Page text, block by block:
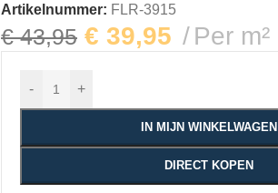
Artikelnummer: FLR-3915
€43,95 € 39,95 Per
- +
IN MIJN WINKELWAGEN
DIRECT KOPEN